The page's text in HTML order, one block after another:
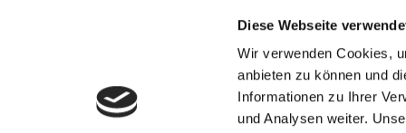
Diese Webseite
Wir verwenden Cookies,
anbieten zu können und
Informationen zu Ihrer
und Analysen weiter.
uns in erfahrenen und kompetenten Händen!
AGB